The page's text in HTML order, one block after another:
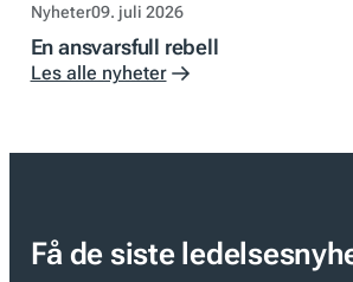
Nyheter09. juli 2026
En ansvarsfull rebell
Les alle nyheter
Få de siste